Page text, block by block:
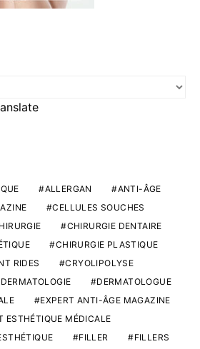
ALLERGAN
ANTI-ÂGE
CELLULES SOUCHES
CHIRURGIE DENTAIRE
CHIRURGIE PLASTIQUE
RIDES
CRYOLIPOLYSE
DERMATOLOGIE
DERMATOLOGUE
EXPERT ANTI-ÂGE MAGAZINE
ESTHÉTIQUE MÉDICALE
FILLER
FILLERS